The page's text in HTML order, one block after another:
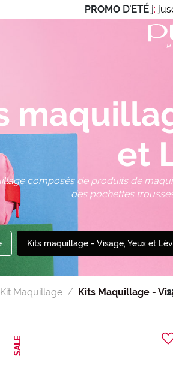
PROMO D'ETÉ j:
et
composés de produits de
des pochettes
Kits maquillage - Visage, Yeux et
Kit Maquillage Kits Maquillage -
SALE